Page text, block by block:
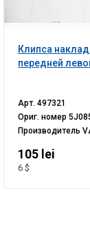
Клипса
передней
Арт.497321
Ориг. номер
Производитель
105 lei
6 $